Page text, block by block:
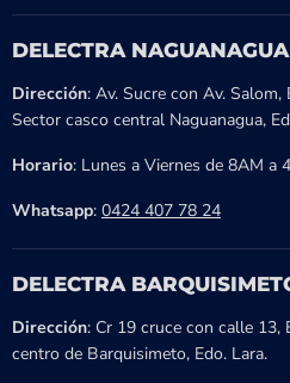
DELECTRA NAGUANAGUA
Dirección: Av. Sucre con Av.
Sector casco central Naguanagua,
Horario: Lunes a Viernes de 8AM a
Whatsapp: 0424 407 78 24
DELECTRA
Dirección: Cr 19 cruce con calle 13,
centro de Barquisimeto, Edo. Lara.